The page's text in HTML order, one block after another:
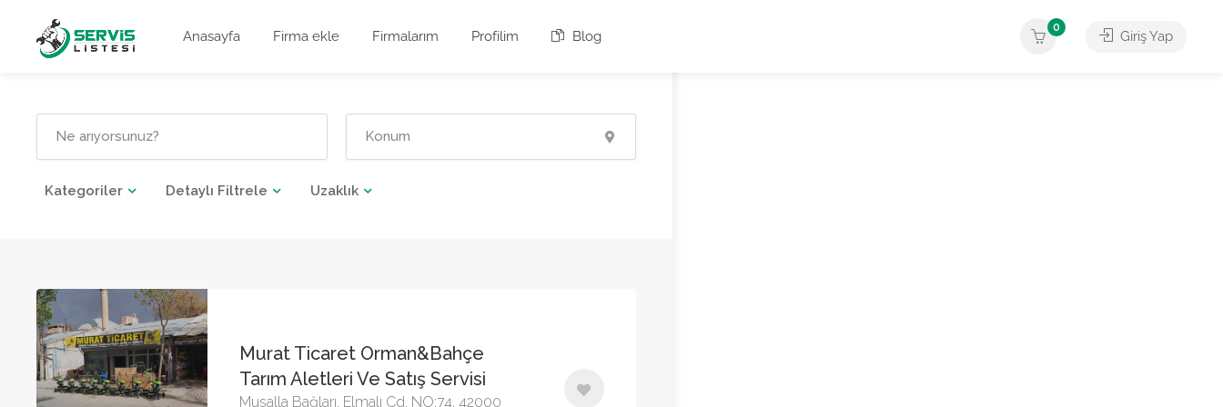
Anasayfa Firma ekle Firmalarım Profilim Blog
0
Giriş Yap
Kategoriler Detaylı Filtrele Uzaklık
Murat Ticaret Orman&Bahçe
Tarım Aletleri Ve Satış Servisi
Musalla Bağları, Elmalı Cd. NO:74, 42000